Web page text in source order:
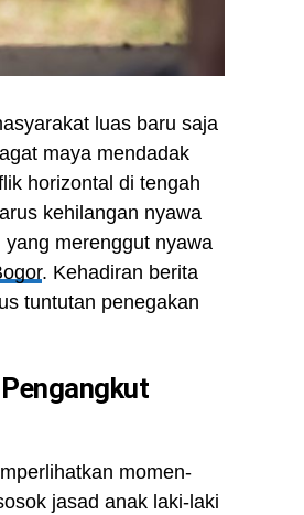
luas baru saja
maya mendadak
horizontal di tengah
kehilangan nyawa
merenggut nyawa
. Kehadiran berita
tuntutan penegakan
momen-
jasad anak laki-laki